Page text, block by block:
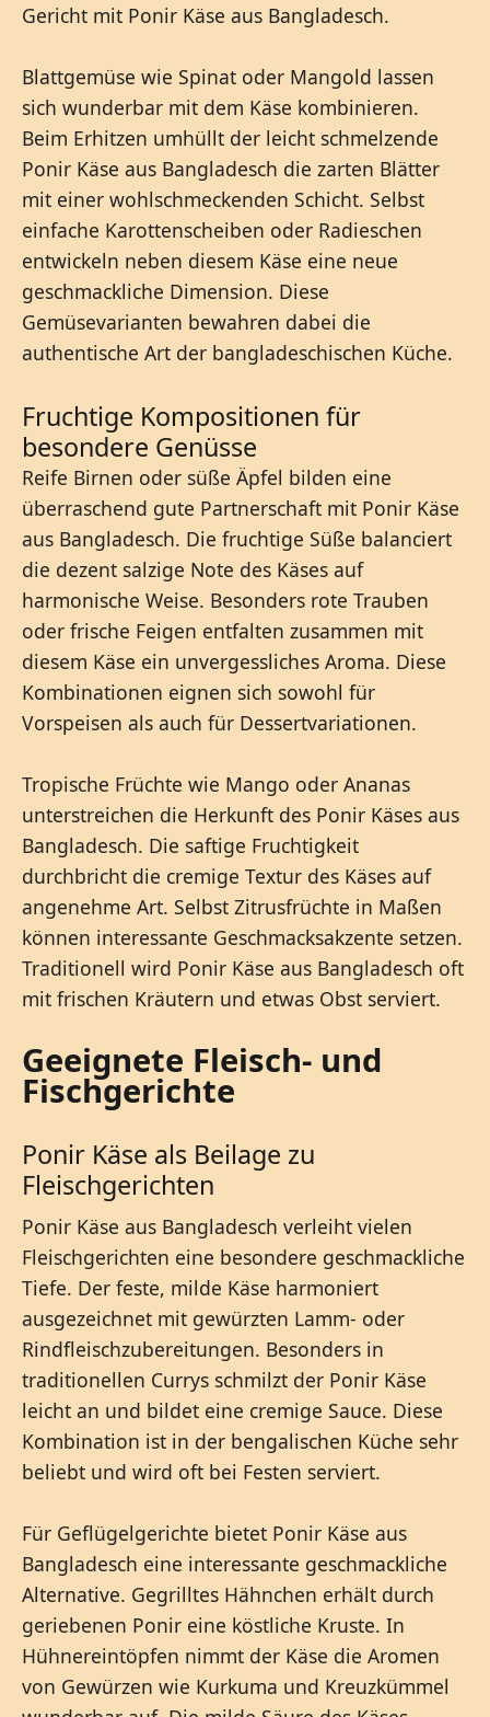
Gericht mit Ponir Käse aus Bangladesch.
Blattgemüse wie Spinat oder Mangold lassen
sich wunderbar mit dem Käse kombinieren.
Beim Erhitzen umhüllt der leicht schmelzende
Ponir Käse aus Bangladesch die zarten Blätter
mit einer wohlschmeckenden Schicht. Selbst
einfache Karottenscheiben oder Radieschen
entwickeln neben diesem Käse eine neue
geschmackliche Dimension. Diese
Gemüsevarianten bewahren dabei die
authentische Art der bangladeschischen Küche.
Fruchtige Kompositionen für
besondere Genüsse
Reife Birnen oder süße Äpfel bilden eine
überraschend gute Partnerschaft mit Ponir Käse
aus Bangladesch. Die fruchtige Süße balanciert
die dezent salzige Note des Käses auf
harmonische Weise. Besonders rote Trauben
oder frische Feigen entfalten zusammen mit
diesem Käse ein unvergessliches Aroma. Diese
Kombinationen eignen sich sowohl für
Vorspeisen als auch für Dessertvariationen.
Tropische Früchte wie Mango oder Ananas
unterstreichen die Herkunft des Ponir Käses aus
Bangladesch. Die saftige Fruchtigkeit
durchbricht die cremige Textur des Käses auf
angenehme Art. Selbst Zitrusfrüchte in Maßen
können interessante Geschmacksakzente setzen.
Traditionell wird Ponir Käse aus Bangladesch oft
mit frischen Kräutern und etwas Obst serviert.
Geeignete Fleisch- und
Fischgerichte
Ponir Käse als Beilage zu
Fleischgerichten
Ponir Käse aus Bangladesch verleiht vielen
Fleischgerichten eine besondere geschmackliche
Tiefe. Der feste, milde Käse harmoniert
ausgezeichnet mit gewürzten Lamm- oder
Rindfleischzubereitungen. Besonders in
traditionellen Currys schmilzt der Ponir Käse
leicht an und bildet eine cremige Sauce. Diese
Kombination ist in der bengalischen Küche sehr
beliebt und wird oft bei Festen serviert.
Für Geflügelgerichte bietet Ponir Käse aus
Bangladesch eine interessante geschmackliche
Alternative. Gegrilltes Hähnchen erhält durch
geriebenen Ponir eine köstliche Kruste. In
Hühnereintöpfen nimmt der Käse die Aromen
von Gewürzen wie Kurkuma und Kreuzkümmel